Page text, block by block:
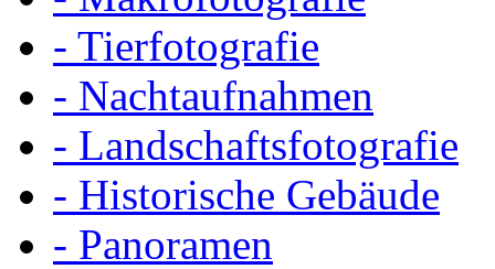
- Tierfotografie
- Nachtaufnahmen
- Landschaftsfotografie
- Historische Gebäude
- Panoramen